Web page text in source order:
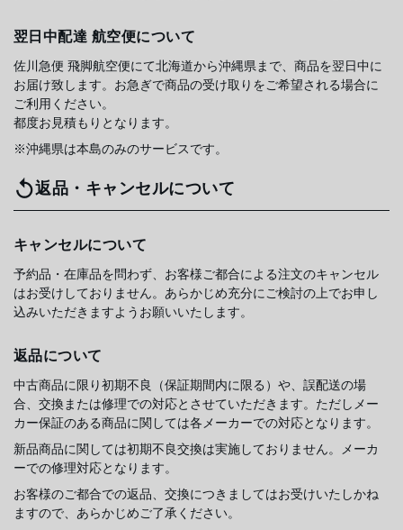
翌日中配達 航空便について
佐川急便 飛脚航空便にて北海道から沖縄県まで、商品を翌日中に
お届け致します。お急ぎで商品の受け取りをご希望される場合に
ご利用ください。
都度お見積もりとなります。
※沖縄県は本島のみのサービスです。
返品・キャンセルについて
キャンセルについて
予約品・在庫品を問わず、お客様ご都合による注文のキャンセル
はお受けしておりません。あらかじめ充分にご検討の上でお申し
込みいただきますようお願いいたします。
返品について
中古商品に限り初期不良（保証期間内に限る）や、誤配送の場
合、交換または修理での対応とさせていただきます。ただしメー
カー保証のある商品に関しては各メーカーでの対応となります。
新品商品に関しては初期不良交換は実施しておりません。メーカ
ーでの修理対応となります。
お客様のご都合での返品、交換につきましてはお受けいたしかね
ますので、あらかじめご了承ください。